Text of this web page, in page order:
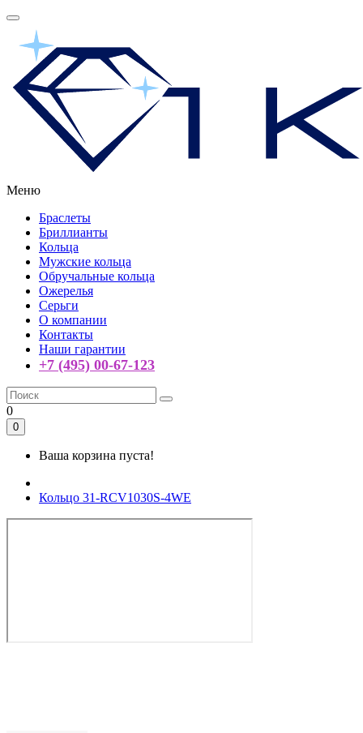
Меню
Браслеты
Бриллианты
Кольца
Мужские кольца
Обручальные кольца
Ожерелья
Серьги
О компании
Контакты
Наши гарантии
+7 (495) 00-67-123
0
0
Ваша корзина пуста!
Кольцо 31-RCV1030S-4WE